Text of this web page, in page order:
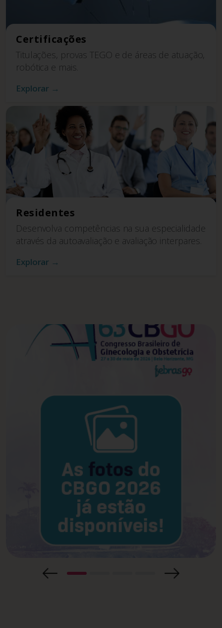
Certificações
Titulações, provas TEGO e de áreas de atuação,
robótica e mais.
Explorar →
Residentes
Desenvolva competências na sua especialidade
através da autoavaliação e avaliação interpares.
Explorar →